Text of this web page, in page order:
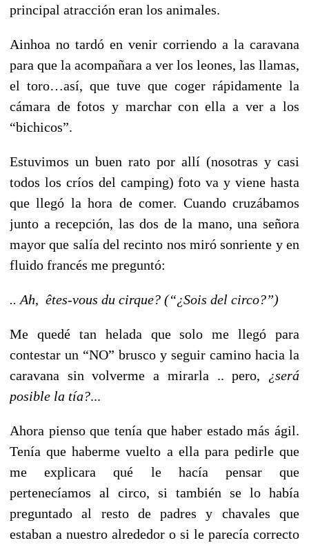
principal atracción eran los animales.
Ainhoa no tardó en venir corriendo a la caravana
para que la acompañara a ver los leones, las llamas,
el toro…así, que tuve que coger rápidamente la
cámara de fotos y marchar con ella a ver a los
“bichicos”.
Estuvimos un buen rato por allí (nosotras y casi
todos los críos del camping) foto va y viene hasta
que llegó la hora de comer. Cuando cruzábamos
junto a recepción, las dos de la mano, una señora
mayor que salía del recinto nos miró sonriente y en
fluido francés me preguntó:
.. Ah, êtes-vous du cirque? (“¿Sois del circo?”)
Me quedé tan helada que solo me llegó para
contestar un “NO” brusco y seguir camino hacia la
caravana sin volverme a mirarla .. pero, ¿será
posible la tía?...
Ahora pienso que tenía que haber estado más ágil.
Tenía que haberme vuelto a ella para pedirle que
me explicara qué le hacía pensar que
pertenecíamos al circo, si también se lo había
preguntado al resto de padres y chavales que
estaban a nuestro alrededor o si le parecía correcto